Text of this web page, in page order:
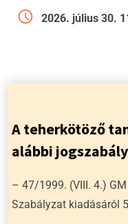
2026. július 30.
A teherkötöző
alábbi
– 47/1999. (VIII. 4.)
Szabályzat kiadásáról